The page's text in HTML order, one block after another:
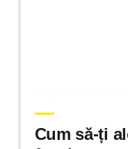
Cum să-ți